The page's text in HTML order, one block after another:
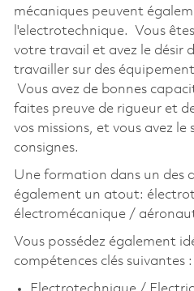
mécaniques peuvent
l'electrotechnique. Vous
votre travail et avez le désir
travailler sur des
Vous avez de bonnes
faites preuve de rigueur et
vos missions, et vous avez le
consignes.
Une formation dans un des
également un atout:
électromécanique /
Vous possédez également
compétences clés suivantes :